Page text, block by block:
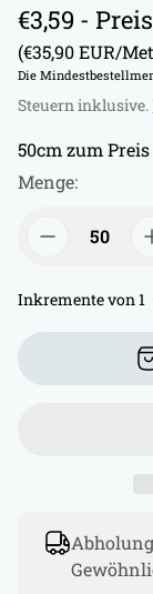
R
e
g
u
l
ä
r
P
e
i
€3,59 -
(€35,90 EUR/
Die
Steuern inklusive.
50cm zum
Menge:
Inkremente von 1